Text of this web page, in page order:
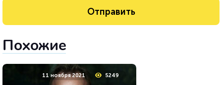
Похожие
11 ноября 2021 5249